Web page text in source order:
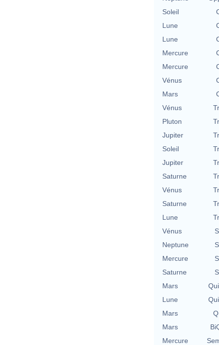
Soleil
Lune
Lune
Mercure
Mercure
Vénus
Mars
Vénus
Pluton
Jupiter
Soleil
Jupiter
Saturne
Vénus
Saturne
Lune
Vénus
Neptune
Mercure
Saturne
Mars
Lune
Mars
Mars
Mercure